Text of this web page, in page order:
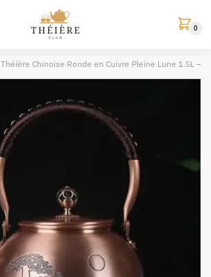
0
Théière Chinoise Ronde en Cuivre Pleine Lune 1.5L –